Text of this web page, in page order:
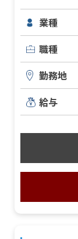
業種
職種
勤務地
給与